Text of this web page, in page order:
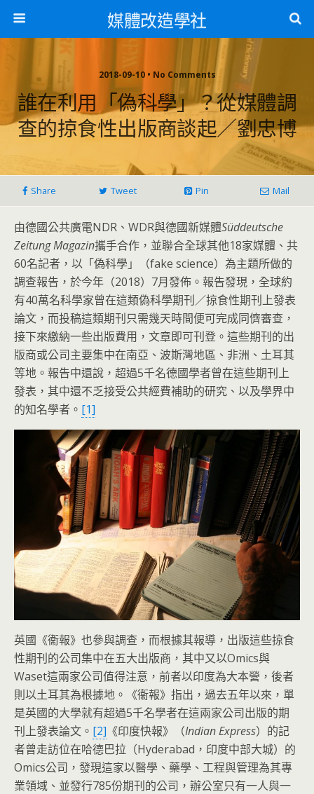
媒體改造學社
2018-09-10 • No Comments
誰在利用「偽科學」？從媒體調
查的掠食性出版商談起／劉忠博
Share Tweet Pin Mail
由德國公共廣電NDR、WDR與德國新媒體Süddeutsche
Zeitung Magazin攜手合作，並聯合全球其他18家媒體、共
60名記者，以「偽科學」（fake science）為主題所做的
調查報告，於今年（2018）7月發佈。報告發現，全球約
有40萬名科學家曾在這類偽科學期刊／掠食性期刊上發表
論文，而投稿這類期刊只需幾天時間便可完成同儕審查，
接下來繳納一些出版費用，文章即可刊登。這些期刊的出
版商或公司主要集中在南亞、波斯灣地區、非洲、土耳其
等地。報告中還說，超過5千名德國學者曾在這些期刊上
發表，其中還不乏接受公共經費補助的研究、以及學界中
的知名學者。 [1]
英國《衞報》也參與調查，而根據其報導，出版這些掠食
性期刊的公司集中在五大出版商，其中又以Omics與
Waset這兩家公司值得注意，前者以印度為大本營，後者
則以土耳其為根據地。《衞報》指出，過去五年以來，單
是英國的大學就有超過5千名學者在這兩家公司出版的期
刊上發表論文。 [2] 《印度快報》（Indian Express）的記
者曾走訪位在哈德巴拉（Hyderabad，印度中部大城）的
Omics公司，發現這家以醫學、藥學、工程與管理為其專
業領域、並發行785份期刊的公司，辦公室只有一人與一